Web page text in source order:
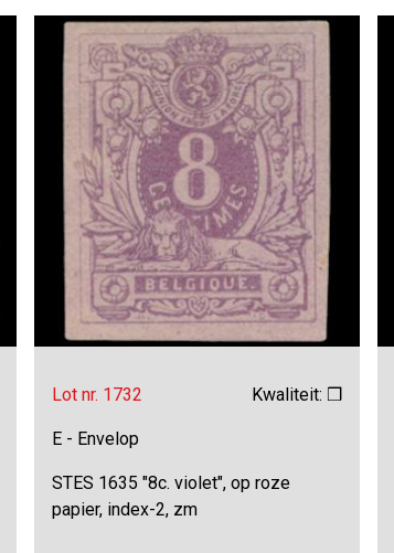
Lot nr. 1732 Kwaliteit: ❒
E - Envelop
STES 1635 "8c. violet", op roze
papier, index-2, zm